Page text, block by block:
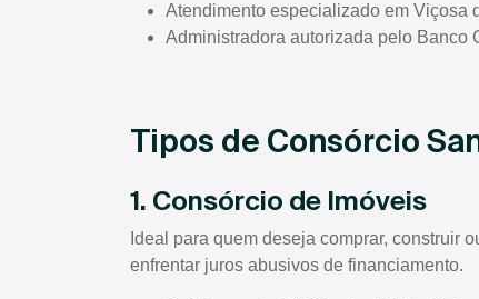
Atendimento especializado em Viçosa
Administradora autorizada pelo Banco
Tipos de Consórcio
1. Consórcio de Imóveis
Ideal para quem deseja comprar, construir
enfrentar juros abusivos de financiamento.